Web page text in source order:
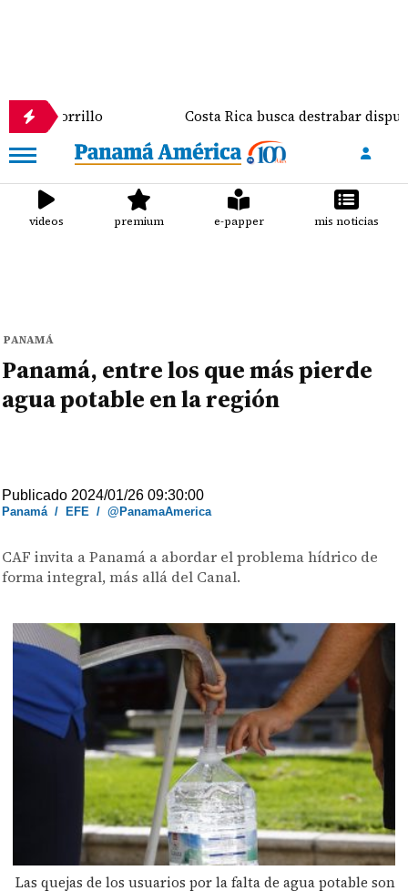
Costa Rica busca destrabar disputa
videos premium e-papper mis noticias
PANAMÁ
Panamá, entre los que más pierde
agua potable en la región
Publicado 2024/01/26 09:30:00
Panamá/ EFE /@PanamaAmerica
CAF invita a Panamá a abordar el problema hídrico de
forma integral, más allá del Canal.
Las quejas de los usuarios por la falta de agua potable son